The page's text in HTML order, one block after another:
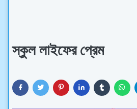
স্কুল লাইফের প্রেম